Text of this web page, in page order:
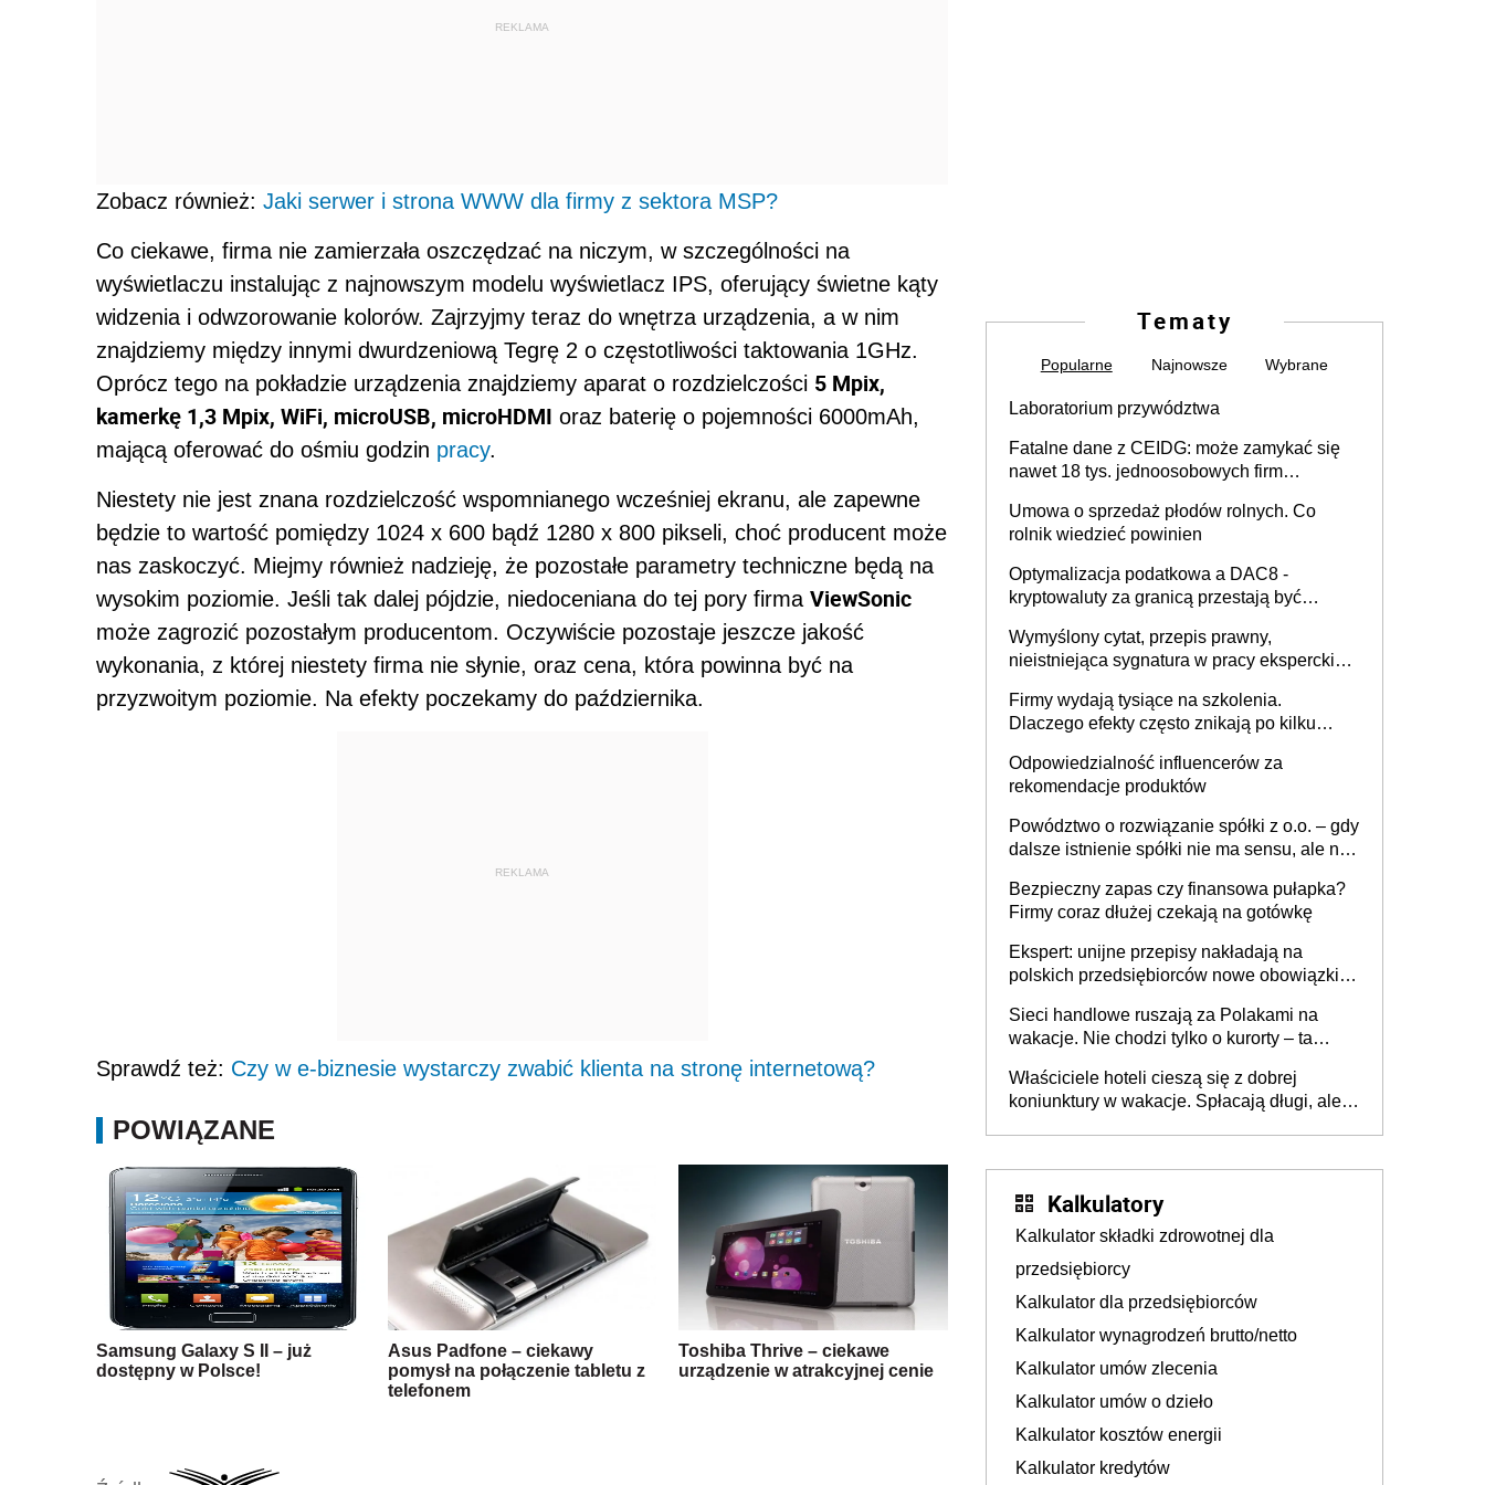
REKLAMA
Zobacz również: Jaki serwer i strona WWW dla firmy z sektora MSP?
Co ciekawe, firma nie zamierzała oszczędzać na niczym, w szczególności na
wyświetlaczu instalując z najnowszym modelu wyświetlacz IPS, oferujący świetne kąty
widzenia i odwzorowanie kolorów. Zajrzyjmy teraz do wnętrza urządzenia, a w nim
znajdziemy między innymi dwurdzeniową Tegrę 2 o częstotliwości taktowania 1GHz.
Oprócz tego na pokładzie urządzenia znajdziemy aparat o rozdzielczości 5 Mpix,
kamerkę 1,3 Mpix, WiFi, microUSB, microHDMI oraz baterię o pojemności 6000mAh,
mającą oferować do ośmiu godzin pracy.
Niestety nie jest znana rozdzielczość wspomnianego wcześniej ekranu, ale zapewne
będzie to wartość pomiędzy 1024 x 600 bądź 1280 x 800 pikseli, choć producent może
nas zaskoczyć. Miejmy również nadzieję, że pozostałe parametry techniczne będą na
wysokim poziomie. Jeśli tak dalej pójdzie, niedoceniana do tej pory firma ViewSonic
może zagrozić pozostałym producentom. Oczywiście pozostaje jeszcze jakość
wykonania, z której niestety firma nie słynie, oraz cena, która powinna być na
przyzwoitym poziomie. Na efekty poczekamy do października.
REKLAMA
Sprawdź też: Czy w e-biznesie wystarczy zwabić klienta na stronę internetową?
POWIĄZANE
Samsung Galaxy S II – już
dostępny w Polsce!
Asus Padfone – ciekawy
pomysł na połączenie tabletu z
telefonem
Toshiba Thrive – ciekawe
urządzenie w atrakcyjnej cenie
Tematy
Popularne Najnowsze Wybrane
Laboratorium przywództwa
Fatalne dane z CEIDG: może zamykać się
nawet 18 tys. jednoosobowych firm
Umowa o sprzedaż płodów rolnych. Co
rolnik wiedzieć powinien
Optymalizacja podatkowa a DAC8 -
kryptowaluty za granicą przestają być
Wymyślony cytat, przepis prawny,
nieistniejąca sygnatura w pracy eksperckiej -
firmie
Firmy wydają tysiące na szkolenia.
Dlaczego efekty często znikają po kilku
Odpowiedzialność influencerów za
rekomendacje produktów
Powództwo o rozwiązanie spółki z o.o. – gdy
dalsze istnienie spółki nie ma sensu, ale nie
Bezpieczny zapas czy finansowa pułapka?
Firmy coraz dłużej czekają na gotówkę
Ekspert: unijne przepisy nakładają na
polskich przedsiębiorców nowe obowiązki w
Sieci handlowe ruszają za Polakami na
wakacje. Nie chodzi tylko o kurorty – ta
tam, gdzie wielu spędzi urlop po cichu
Właściciele hoteli cieszą się z dobrej
koniunktury w wakacje. Spłacają długi, ale
Kalkulatory
Kalkulator składki zdrowotnej dla
przedsiębiorcy
Kalkulator dla przedsiębiorców
Kalkulator wynagrodzeń brutto/netto
Kalkulator umów zlecenia
Kalkulator umów o dzieło
Kalkulator kosztów energii
Kalkulator kredytów